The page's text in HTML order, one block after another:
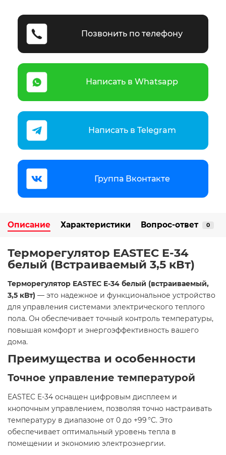
Позвонить по телефону
Написать в Whatsapp
Написать в Telegram
Группа Вконтакте
Описание Характеристики Вопрос-ответ 0
Терморегулятор EASTEC E-34
белый (Встраиваемый 3,5 кВт)
Терморегулятор EASTEC E-34 белый (встраиваемый,
3,5 кВт) — это надежное и функциональное устройство
для управления системами электрического теплого
пола. Он обеспечивает точный контроль температуры,
повышая комфорт и энергоэффективность вашего
дома.​
Преимущества и особенности
Точное управление температурой
EASTEC E-34 оснащен цифровым дисплеем и
кнопочным управлением, позволяя точно настраивать
температуру в диапазоне от 0 до +99 °C. Это
обеспечивает оптимальный уровень тепла в
помещении и экономию электроэнергии.​